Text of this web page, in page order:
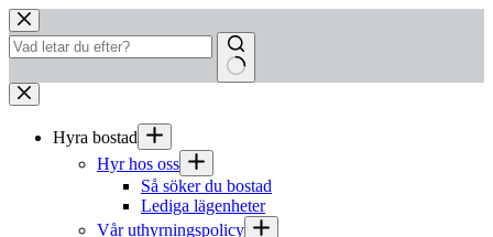
Hoppa
till
innehåll
Inga
resultat
Hyra bostad
Hyr hos oss
Så söker du bostad
Lediga lägenheter
Vår uthyrningspolicy